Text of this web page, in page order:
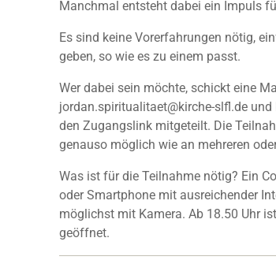
Manchmal entsteht dabei ein Impuls
Es sind keine Vorerfahrungen nötig,
geben, so wie es zu einem passt.
Wer dabei sein möchte, schickt eine
jordan.spiritualitaet@kirche-slfl.de
den Zugangslink mitgeteilt. Die
genauso möglich wie an mehreren
Was ist für die Teilnahme nötig? Ein
oder Smartphone mit ausreichender
möglichst mit Kamera. Ab 18.50 Uhr
geöffnet.